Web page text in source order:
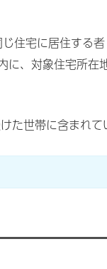
住宅に居住する者
に、対象住宅所在
た世帯に含まれて